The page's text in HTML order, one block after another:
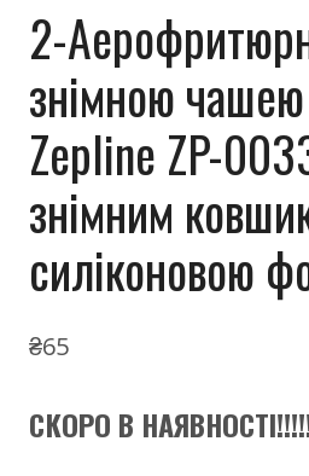
2-
знімною
Zepline ZP-
знімним
силіконовою
₴65
СКОРО В